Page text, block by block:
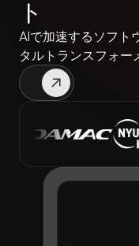
ト
AIで加速するソフト
タルトランスフォー